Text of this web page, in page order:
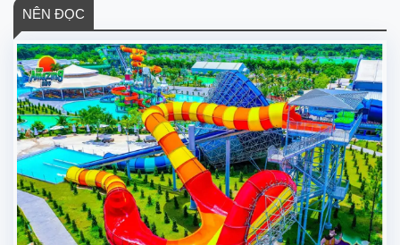
NÊN ĐỌC